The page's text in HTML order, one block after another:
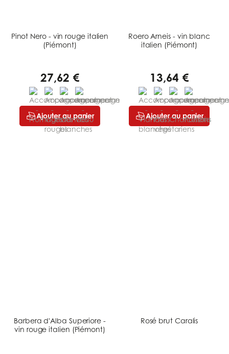
Pinot Nero - vin rouge italien
(Piémont)
27,62 €
Ajouter au panier
Roero Arneis - vin blanc
italien (Piémont)
13,64 €
Ajouter au panier
Barbera d'Alba Superiore -
vin rouge italien (Piémont)
Rosé brut Caralis